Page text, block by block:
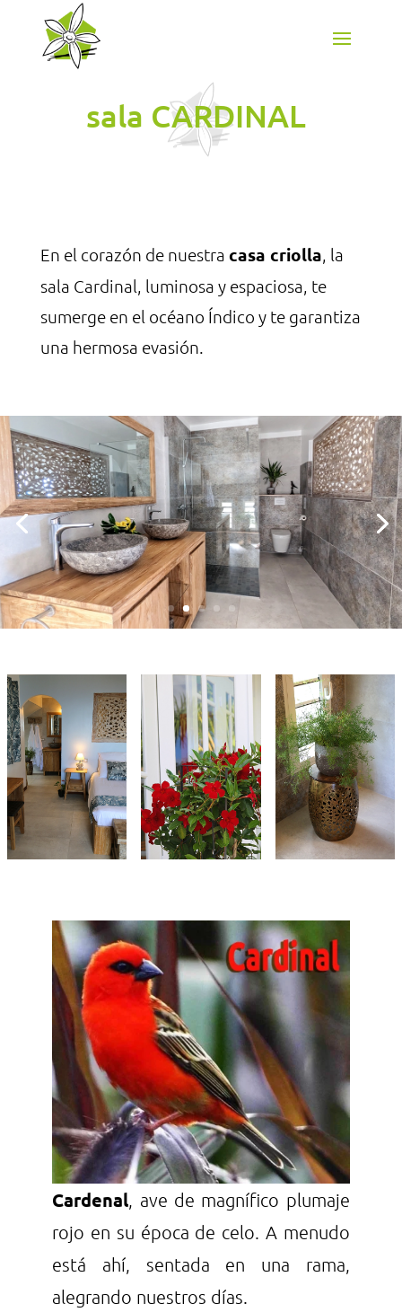
sala CARDINAL
En el corazón de nuestra casa criolla, la
sala Cardinal, luminosa y espaciosa, te
sumerge en el océano Índico y te garantiza
una hermosa evasión.
Cardenal , ave de magnífico plumaje
rojo en su época de celo. A menudo
está ahí, sentada en una rama,
alegrando nuestros días.